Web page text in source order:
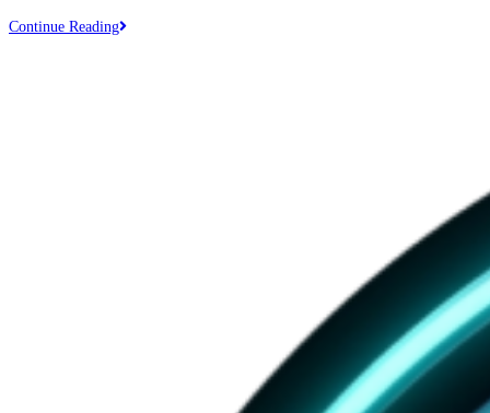
Continue Readingมี